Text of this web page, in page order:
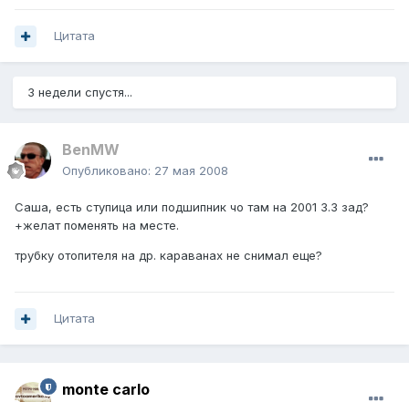
Цитата
3 недели спустя...
BenMW
Опубликовано: 27 мая 2008
Саша, есть ступица или подшипник чо там на 2001 3.3 зад?
+желат поменять на месте.
трубку отопителя на др. караванах не снимал еще?
Цитата
monte carlo